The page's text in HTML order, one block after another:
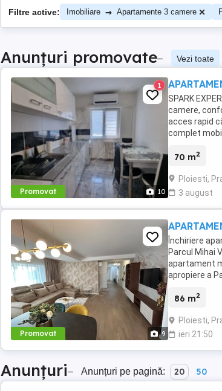
Filtre active: Imobiliare → Apartamente 3 camere
Anunțuri promovate– Vezi toate
Promovat 10
1
SPARK
camere,
acces rapid
complet
70 m2
Ploiesti,
3 august
Promovat 9
Închiriere
Parcul Mihai
apartament
apropiere a
86 m2
Ploiesti,
ieri 21:50
Anunțuri– Anunțuri pe pagină: 20 50